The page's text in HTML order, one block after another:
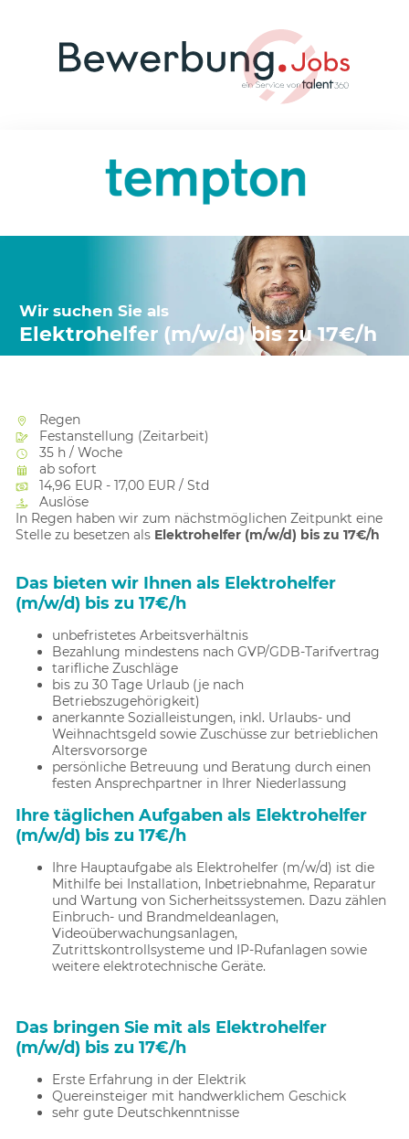
Wir suchen Sie als
Elektrohelfer (m/w/d) bis zu 17€/h
Regen
Festanstellung (Zeitarbeit)
35 h / Woche
ab sofort
14,96 EUR - 17,00 EUR / Std
Auslöse
In Regen haben wir zum nächstmöglichen Zeitpunkt eine
Stelle zu besetzen als Elektrohelfer (m/w/d) bis zu 17€/h
Das bieten wir Ihnen als Elektrohelfer
(m/w/d) bis zu 17€/h
unbefristetes Arbeitsverhältnis
Bezahlung mindestens nach GVP/GDB-Tarifvertrag
tarifliche Zuschläge
bis zu 30 Tage Urlaub (je nach
Betriebszugehörigkeit)
anerkannte Sozialleistungen, inkl. Urlaubs- und
Weihnachtsgeld sowie Zuschüsse zur betrieblichen
Altersvorsorge
persönliche Betreuung und Beratung durch einen
festen Ansprechpartner in Ihrer Niederlassung
Ihre täglichen Aufgaben als Elektrohelfer
(m/w/d) bis zu 17€/h
Ihre Hauptaufgabe als Elektrohelfer (m/w/d) ist die
Mithilfe bei Installation, Inbetriebnahme, Reparatur
und Wartung von Sicherheitssystemen. Dazu zählen
Einbruch- und Brandmeldeanlagen,
Videoüberwachungsanlagen,
Zutrittskontrollsysteme und IP-Rufanlagen sowie
weitere elektrotechnische Geräte.
Das bringen Sie mit als Elektrohelfer
(m/w/d) bis zu 17€/h
Erste Erfahrung in der Elektrik
Quereinsteiger mit handwerklichem Geschick
sehr gute Deutschkenntnisse